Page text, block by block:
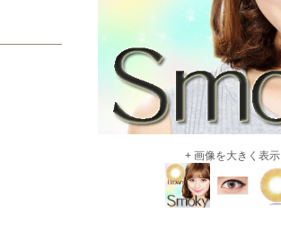
+ 画像を大きく表示